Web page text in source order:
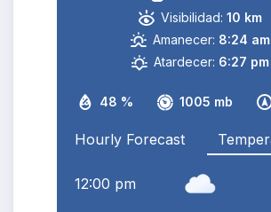
48 % 1005 mb
Visibilidad: 10 km
Amanecer: 8:24 am
Atardecer: 6:27 pm
Hourly Forecast
12:00 pm